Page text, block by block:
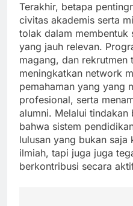
Terakhir, betapa
civitas akademis serta
tolak dalam membentuk
yang jauh relevan.
magang, dan rekrutmen
meningkatkan network
pemahaman yang yang
profesional, serta
alumni. Melalui tindakan
bahwa sistem
lulusan yang bukan saja
ilmiah, tapi juga juga
berkontribusi secara